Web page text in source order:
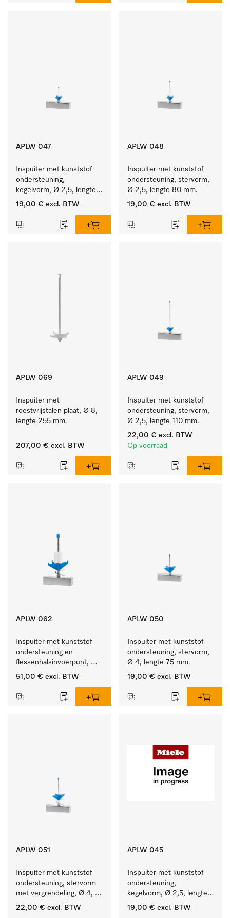
APLW 047
Inspuiter met kunststof
ondersteuning,
kegelvorm, Ø 2,5, lengte
50 mm.
19,00 € excl. BTW
APLW 048
Inspuiter met kunststof
ondersteuning, stervorm,
Ø 2,5, lengte 80 mm.
19,00 € excl. BTW
APLW 069
Inspuiter met
roestvrijstalen plaat, Ø 8,
lengte 255 mm.
207,00 € excl. BTW
APLW 049
Inspuiter met kunststof
ondersteuning, stervorm,
Ø 2,5, lengte 110 mm.
22,00 € excl. BTW
Op voorraad
APLW 062
Inspuiter met kunststof
ondersteuning en
flessenhalsinvoerpunt,
ster, Ø 6, lengte 135 mm.
51,00 € excl. BTW
APLW 050
Inspuiter met kunststof
ondersteuning, stervorm,
Ø 4, lengte 75 mm.
19,00 € excl. BTW
APLW 051
Inspuiter met kunststof
ondersteuning, stervorm
met vergrendeling, Ø 4,
lengte 110 mm.
22,00 € excl. BTW
APLW 045
Inspuiter met kunststof
ondersteuning,
kegelvorm, Ø 2,5, lengte
80 mm.
19,00 € excl. BTW